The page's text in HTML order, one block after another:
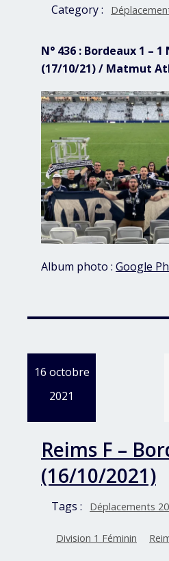
Category :
N° 436 : Bordeaux 1 –
(17/10/21) / Matmut
Album photo : Google
16 octobre
2021
Reims F –
(16/10/2021)
Tags : Déplacements
Division 1 Féminin